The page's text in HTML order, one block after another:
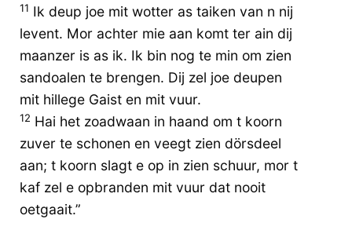
11 Ik deup joe mit wotter as taiken van n nij
levent. Mor achter mie aan komt ter ain dij
maanzer is as ik. Ik bin nog te min om zien
sandoalen te brengen. Dij zel joe deupen
mit hillege Gaist en mit vuur.
12 Hai het zoadwaan in haand om t koorn
zuver te schonen en veegt zien dörsdeel
aan; t koorn slagt e op in zien schuur, mor t
kaf zel e opbranden mit vuur dat nooit
oetgaait.”